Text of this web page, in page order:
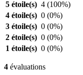
5 étoile(s) 4 (100%)
4 étoile(s) 0 (0%)
3 étoile(s) 0 (0%)
2 étoile(s) 0 (0%)
1 étoile(s) 0 (0%)
4 évaluations